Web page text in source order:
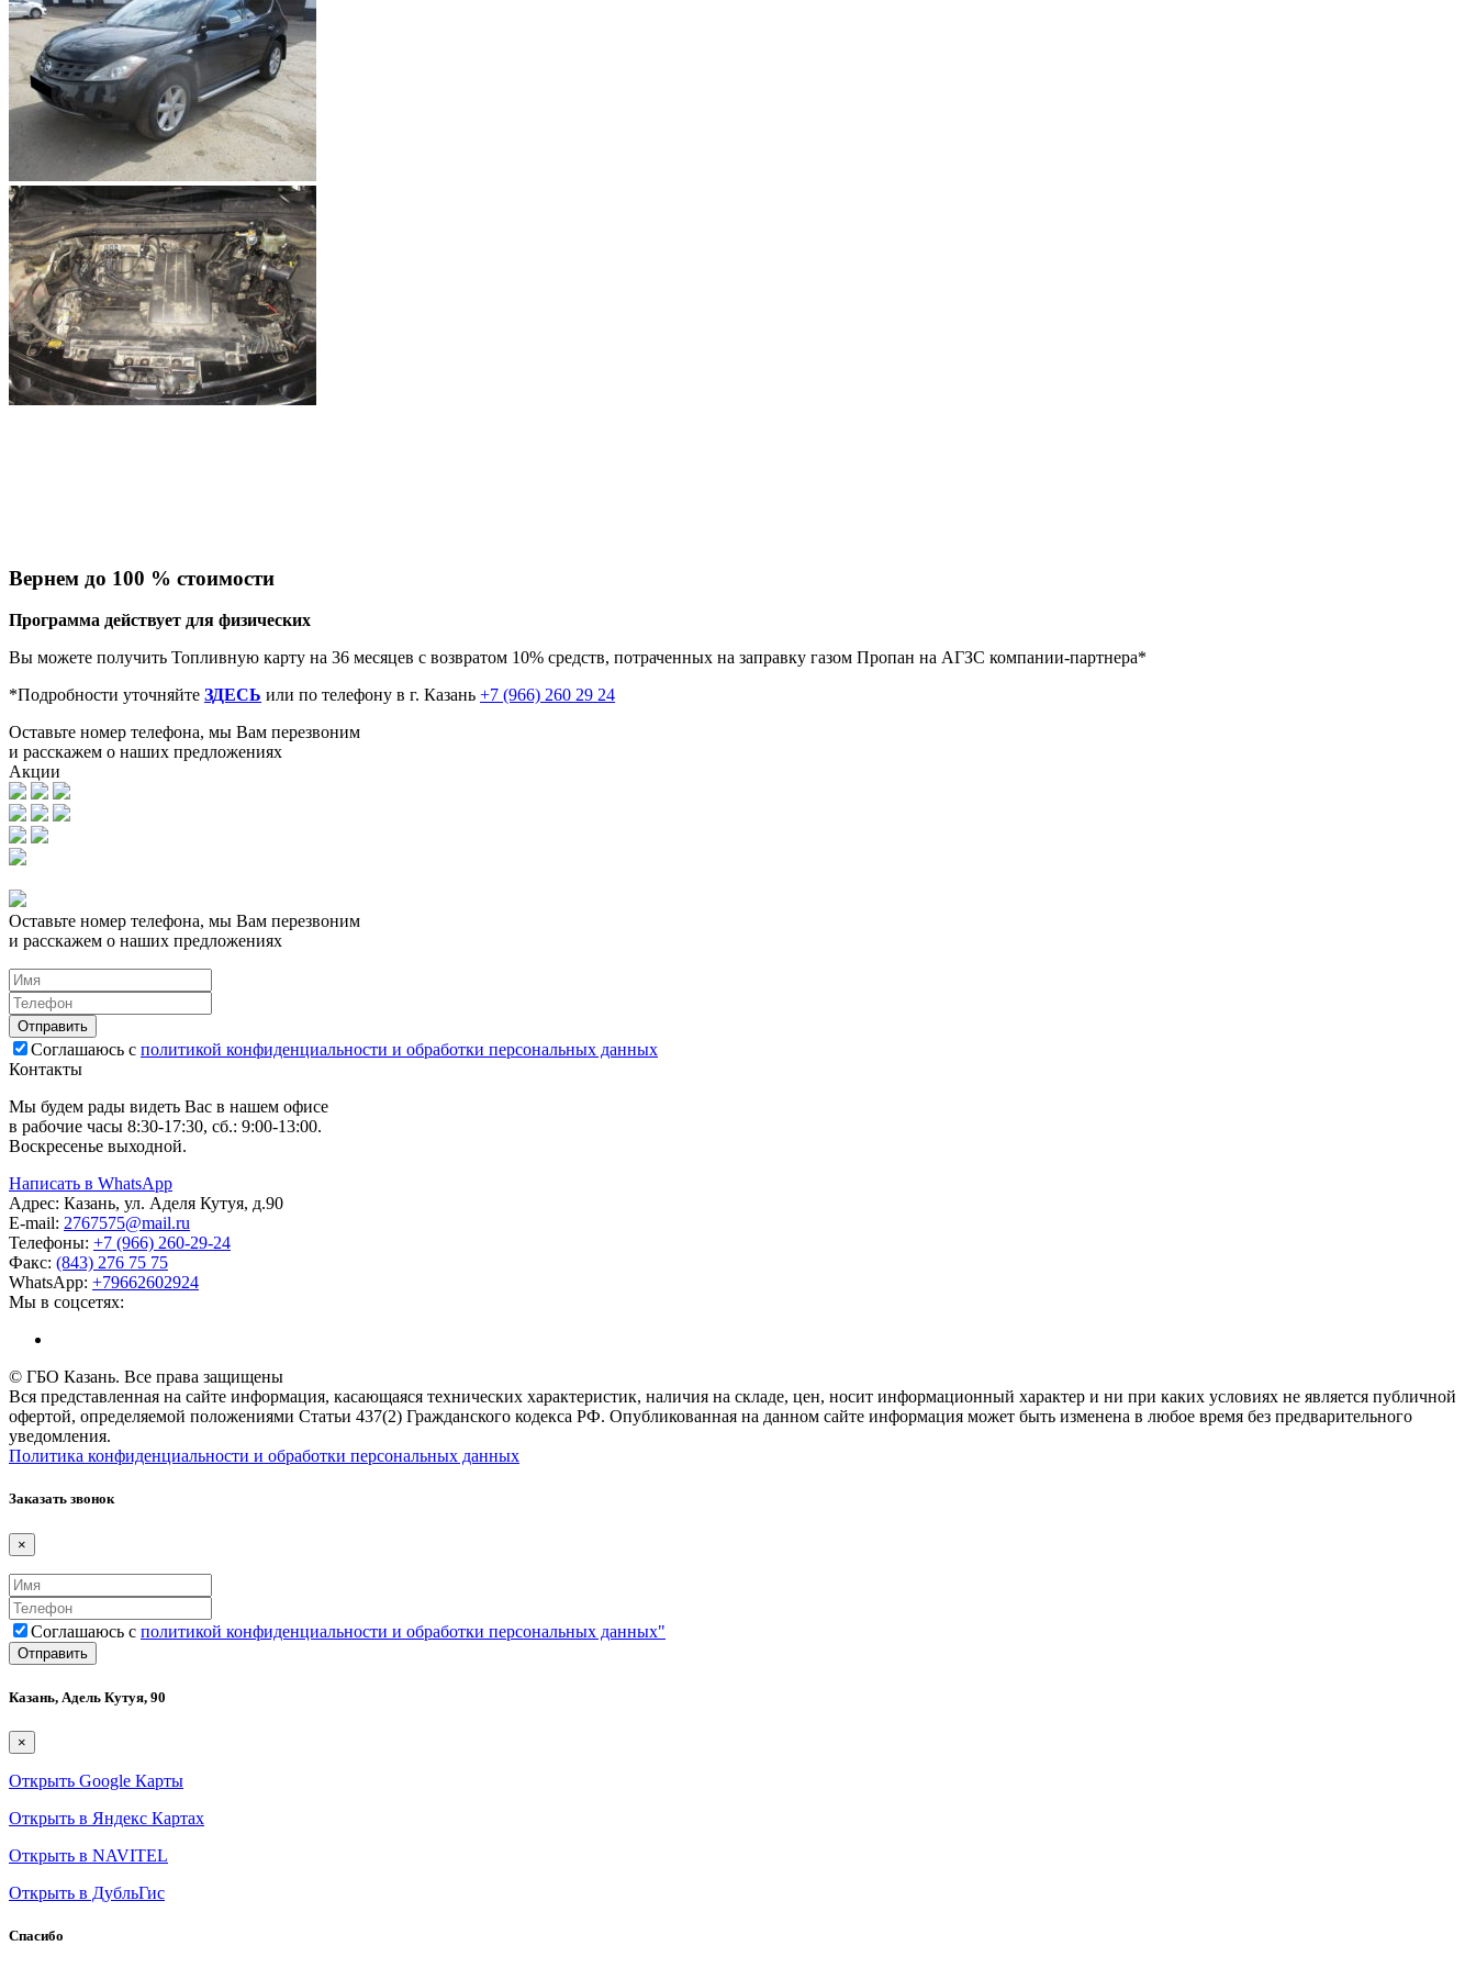
Вернем до 100 % стоимости
Программа действует для физических
Вы можете получить Топливную карту на 36 месяцев с возвратом 10% средств, потраченных на заправку газом Пропан на АГЗС компании-партнера*
*Подробности уточняйте ЗДЕСЬ или по телефону в г. Казань +7 (966) 260 29 24
Оставьте номер телефона, мы Вам перезвоним
и расскажем о наших предложениях
Акции
Оставьте номер телефона, мы Вам перезвоним
и расскажем о наших предложениях
Соглашаюсь с политикой конфиденциальности и обработки персональных данных
Контакты
Мы будем рады видеть Вас в нашем офисе
в рабочие часы 8:30-17:30, сб.: 9:00-13:00.
Воскресенье выходной.
Написать в WhatsApp
Адрес: Казань, ул. Аделя Кутуя, д.90
E-mail: 2767575@mail.ru
Телефоны: +7 (966) 260-29-24
Факс: (843) 276 75 75
WhatsApp: +79662602924
Мы в соцсетях:
© ГБО Казань. Все права защищены
Вся представленная на сайте информация, касающаяся технических характеристик, наличия на складе, цен, носит информационный характер и ни при каких условиях не является публичной
офертой, определяемой положениями Статьи 437(2) Гражданского кодекса РФ. Опубликованная на данном сайте информация может быть изменена в любое время без предварительного
уведомления.
Политика конфиденциальности и обработки персональных данных
Заказать звонок
×
Соглашаюсь с политикой конфиденциальности и обработки персональных данных"
Казань, Адель Кутуя, 90
×
Открыть Google Карты
Открыть в Яндекс Картах
Открыть в NAVITEL
Открыть в ДубльГис
Спасибо